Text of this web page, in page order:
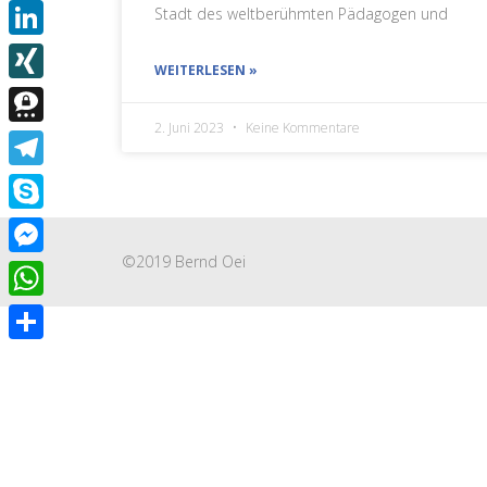
Stadt des weltberühmten Pädagogen und
WEITERLESEN »
2. Juni 2023 Keine Kommentare
©2019 Bernd Oei
Email
LinkedIn
XING
Threema
Telegram
Skype
Messenger
WhatsApp